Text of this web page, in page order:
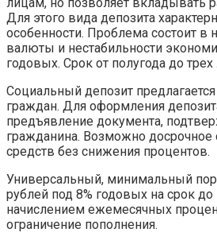
Для этого вида депозита
особенности. Проблема состоит в
валюты и нестабильности
годовых. Срок от полугода до трех
Социальный депозит
граждан. Для оформления
предъявление документа,
гражданина. Возможно
средств без снижения процентов.
Универсальный, минимальный
рублей под 8% годовых на срок
начислением ежемесячных
ограничение пополнения.